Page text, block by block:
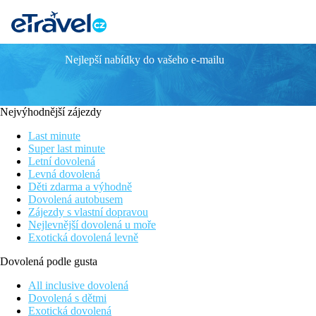
The Ixian Grand & Suites
Luxusní hotel na břehu Egejského moře
Pouze pro dospělé osoby
Pokoje s privátním a sdíleným bazénem
Hlavní město Rhodos 7km
Poloha
Hotel je určen pouze pro dospělé (18+) a nachází se v klidnější
Rhodos je vzdáleno 13 km od hotelu.
Vybavení
V udržované zahradě, vstupní hala s recepcí, 2 výtahy v hlavní
slunečníky a osuškami zdarma. Knihovna, služby prádelny,
Pokoje
Dvoulůžkový pokoj, Výhled do krajiny:
Nejlepší nabídky do vašeho e-mailu
Nejvýhodnější zájezdy
Last minute
Super last minute
Letní dovolená
Levná dovolená
Děti zdarma a výhodně
Dovolená autobusem
Zájezdy s vlastní dopravou
Nejlevnější dovolená u moře
Exotická dovolená levně
Dovolená podle gusta
All inclusive dovolená
Dovolená s dětmi
Exotická dovolená